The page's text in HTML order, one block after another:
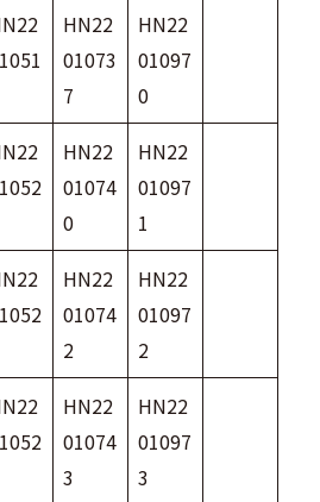
HN22
01073
7
HN22
01097
0
HN22
01074
0
HN22
01097
1
HN22
01074
2
HN22
01097
2
HN22
01074
3
HN22
01097
3